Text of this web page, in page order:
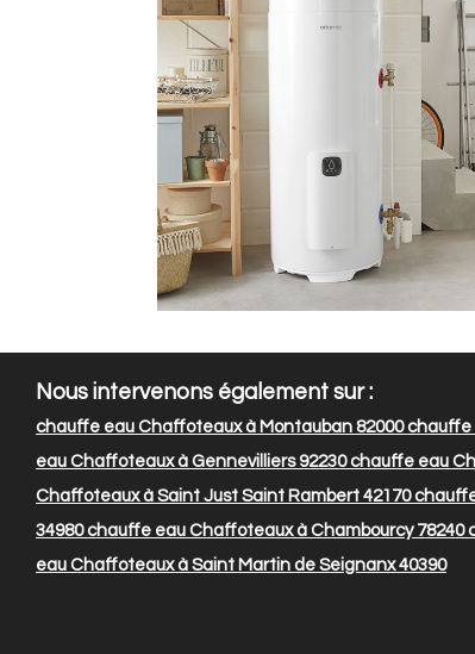
Nous intervenons également sur :
chauffe eau Chaffoteaux à Montauban 82000chauffe
eau Chaffoteaux à Gennevilliers 92230chauffe eau
Chaffoteaux à Saint Just Saint Rambert 42170
34980chauffe eau Chaffoteaux à Chambourcy 78240
eau Chaffoteaux à Saint Martin de Seignanx 40390